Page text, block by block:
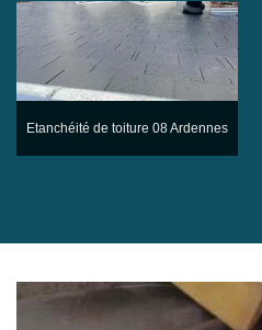
Etanchéité de toiture 08 Ardennes